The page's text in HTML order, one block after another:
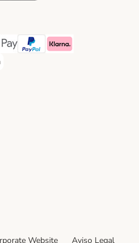
Method
Method
Pay Payment Method
PayPal Payment Method
Klarna Payment Method
Method
Method
Method
Shipping Method
Website Aviso Legal